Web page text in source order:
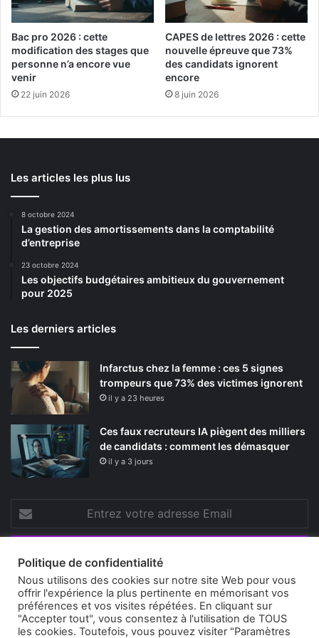
reconversions ciblées. Efficace et rapide.
Aides de Pôle emploi : PRF, AIF et
accompagnement
Pôle emploi propose plusieurs leviers pour transformer
une période d’inactivité en tremplin professionnel. Chaque
dispositif cible un besoin précis.
L’AIF finance les formations qualifiantes non couvertes
ailleurs. Elle s’active sur validation du conseiller. Le
Programme Régional de Formation (PRF), financé par les
régions, propose des formations gratuites collectives dans
les secteurs en tension, souvent en lien avec l’AFPA.
Objectif : retour rapide à l’emploi.
Dispositifs régionaux et
apprentissage
soutenir la formation professionnelle. Objectif : s’adapter
aux spécificités locales tout en renforçant l’employabilité.
En dehors du PRF, d’autres aides favorisent la transition
professionnelle. L’apprentissage et l’alternance, fortement
soutenus, s’ouvrent désormais aux adultes via les contrats
de professionnalisation. Les OPCO prennent en charge les
Formations éligibles : panorama
et exemples
Bac pro 2026 : cette
modification des stages que
personne n’a encore vue
venir
22 juin 2026
CAPES de lettres 2026 : cette
nouvelle épreuve que 73%
des candidats ignorent
encore
8 juin 2026
Les articles les plus lus
8 octobre 2024
La gestion des amortissements dans la comptabilité
d’entreprise
23 octobre 2024
Les objectifs budgétaires ambitieux du gouvernement
pour 2025
Les derniers articles
Infarctus chez la femme : ces 5 signes
trompeurs que 73% des victimes ignorent
il y a 23 heures
Ces faux recruteurs IA piègent des milliers
de candidats : comment les démasquer
il y a 3 jours
votre
adresse
© 2026, ceram.fr
Politique de confidentialité
Nous utilisons des cookies sur notre site Web pour vous
offrir l'expérience la plus pertinente en mémorisant vos
préférences et vos visites répétées. En cliquant sur
"Accepter tout", vous consentez à l'utilisation de TOUS
les cookies. Toutefois, vous pouvez visiter "Paramètres